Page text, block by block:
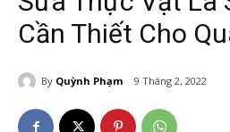
Cần Thiết Cho
By Quỳnh Phạm 9 Tháng 2, 2022